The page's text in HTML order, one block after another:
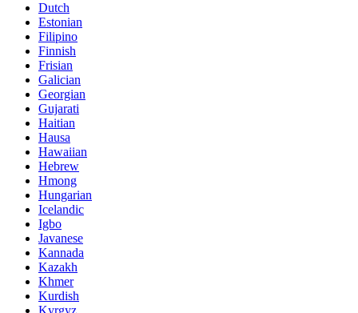
Dutch
Estonian
Filipino
Finnish
Frisian
Galician
Georgian
Gujarati
Haitian
Hausa
Hawaiian
Hebrew
Hmong
Hungarian
Icelandic
Igbo
Javanese
Kannada
Kazakh
Khmer
Kurdish
Kyrgyz